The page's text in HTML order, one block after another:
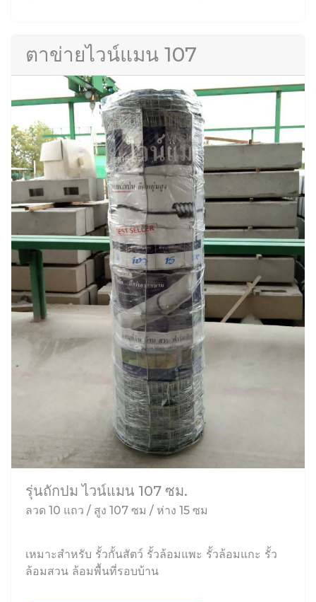
ตาข่ายไวน์แมน 107
รุ่นถักปม ไวน์แมน 107 ซม.
ลวด 10 แถว / สูง 107 ซม / ห่าง 15 ซม
เหมาะสำหรับ รั้วกั้นสัตว์ รั้วล้อมแพะ รั้วล้อมแกะ รั้ว
ล้อมสวน ล้อมพื้นที่รอบบ้าน